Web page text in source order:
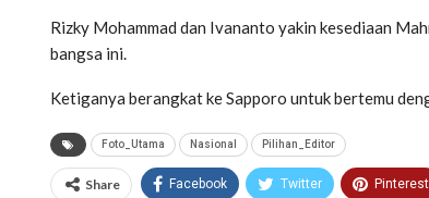
Rizky Mohammad dan Ivananto yakin kesediaan
bangsa ini.
Ketiganya berangkat ke Sapporo untuk bertemu
Foto_Utama Nasional Pilihan_Editor
Share Facebook Twitter Pinterest